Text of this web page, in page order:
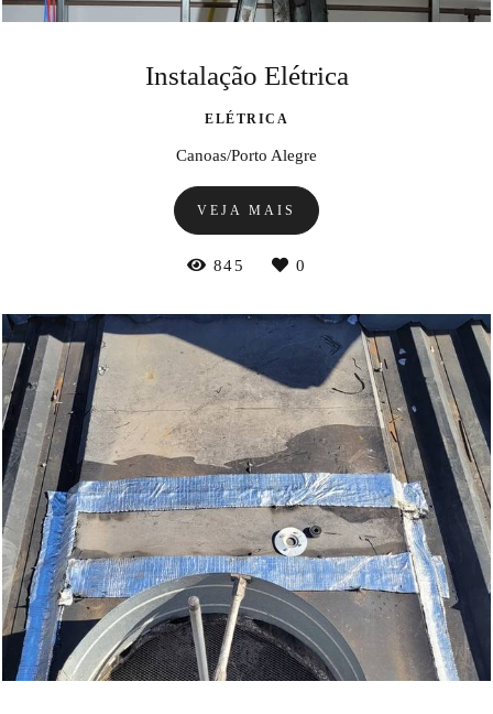
Instalação Elétrica
ELÉTRICA
Canoas/Porto Alegre
VEJA MAIS
845 0